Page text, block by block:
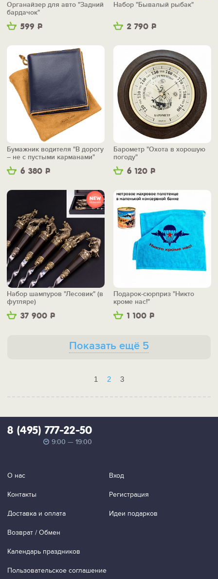
599 Р
Органайзер для авто "Задний
бардачок"
2 790 Р
Набор "Бывалый рыбак"
6 380 Р
Бумажник водителя "В дорогу
– не с пустыми карманами"
6 120 Р
Барометр "Охота в хорошую
погоду"
37 900 Р
Набор шампуров "Лесовик" (в
футляре)
1 100 Р
Подарок-сюрприз "Никто
кроме нас!"
Показать ещё 5
1 2 3
8 (495) 777-22-50
9:00 — 19:00
О нас
Контакты
Доставка и оплата
Возврат / Обмен
Календарь праздников
Пользовательское соглашение
Вход
Регистрация
Идеи подарков